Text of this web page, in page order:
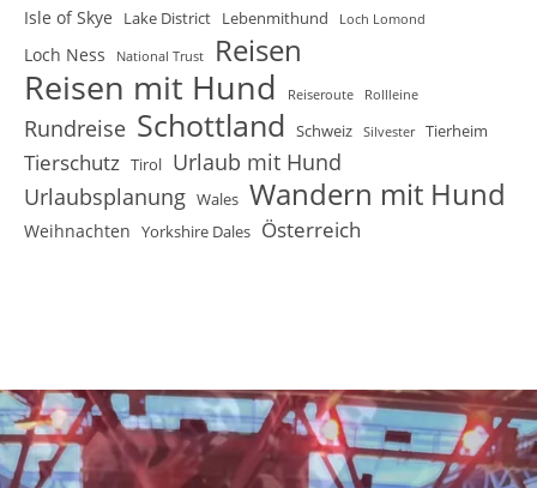
Isle of Skye Lake District Lebenmithund Loch Lomond
Loch Ness National Trust Reisen
Reisen mit Hund Reiseroute Rollleine
Rundreise Schottland Schweiz Silvester Tierheim
Tierschutz Tirol Urlaub mit Hund
Urlaubsplanung Wales Wandern mit Hund
Weihnachten Yorkshire Dales Österreich